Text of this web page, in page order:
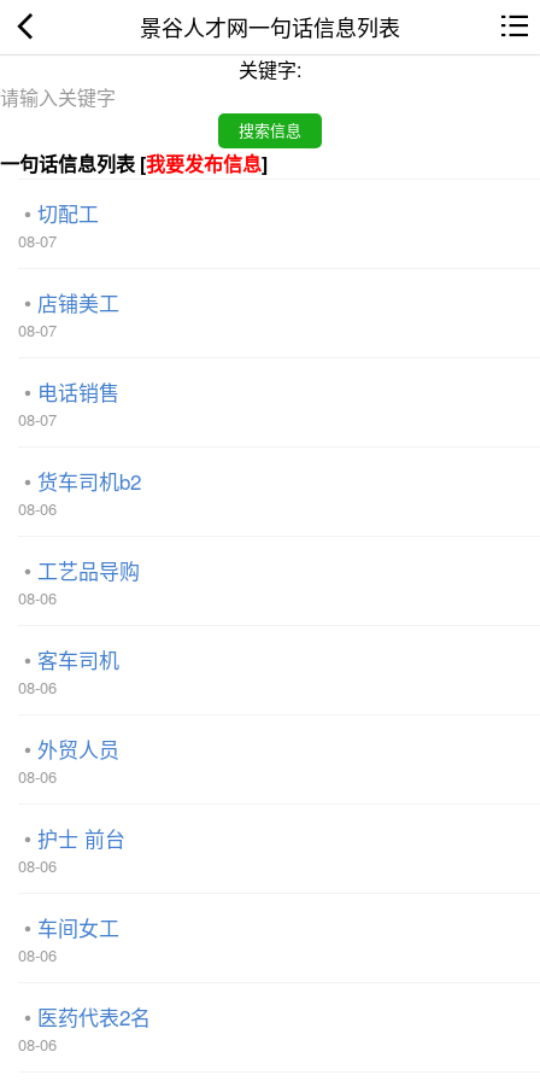
景谷人才网一句话信息列表
关键字:
一句话信息列表 [我要发布信息]
切配工
08-07
店铺美工
08-07
电话销售
08-07
货车司机b2
08-06
工艺品导购
08-06
客车司机
08-06
外贸人员
08-06
护士 前台
08-06
车间女工
08-06
医药代表2名
08-06